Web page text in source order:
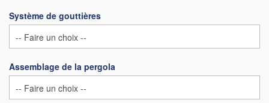
Système de gouttières
Assemblage de la pergola